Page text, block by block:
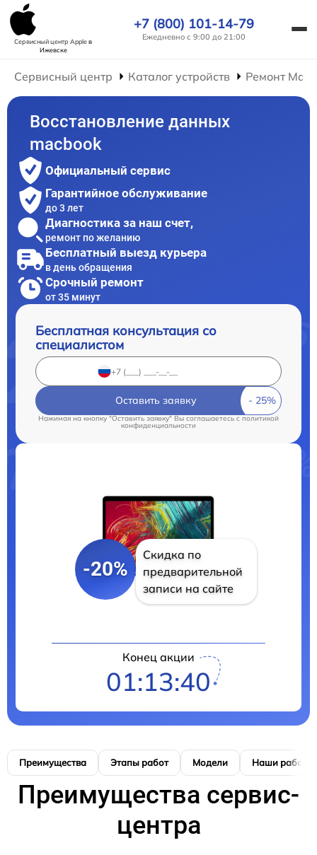
Сервисный центр Appleв
Ижевске
+7 (800) 101-14-79
Ежедневно с 9:00 до 21:00
Сервисный центр Каталог устройств Ремонт
Восстановление данных
macbook
Официальный сервис
Гарантийное обслуживание
до 3 лет
Диагностика за наш счет,
ремонт по желанию
Бесплатный выезд курьера
в день обращения
Срочный ремонт
от 35 минут
Бесплатная консультация со
специалистом
Оставить заявку
Нажимая на кнопку "Оставить заявку" Вы соглашаетесь cполитикой
конфиденциальности
-20%
Скидка по
предварительной
записи на сайте
Конец акции
01:13:40
Преимущества Этапы работ Модели Наши работы
Преимущества сервис-
центра